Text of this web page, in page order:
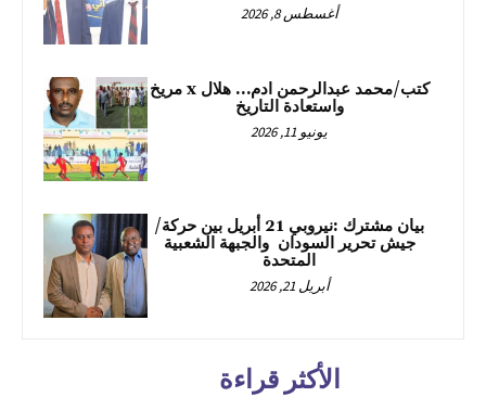
أغسطس 8, 2026
كتب/محمد عبدالرحمن ادم… هلال x مريخ
واستعادة التاريخ
يونيو 11, 2026
بيان مشترك :نيروبي 21 أبريل بين حركة/
جيش تحرير السودان والجبهة الشعبية
المتحدة
أبريل 21, 2026
الأكثر قراءة